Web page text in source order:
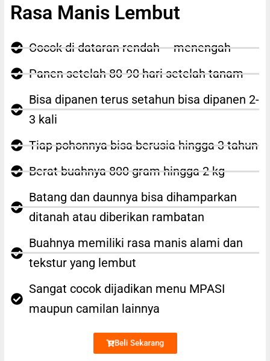
Rasa Manis Lembut
Cocok di dataran rendah – menengah
Panen setelah 80-90 hari setelah tanam
Bisa dipanen terus setahun bisa dipanen 2-
3 kali
Tiap pohonnya bisa berusia hingga 3 tahun
Berat buahnya 800 gram hingga 2 kg
Batang dan daunnya bisa dihamparkan
ditanah atau diberikan rambatan
Buahnya memiliki rasa manis alami dan
tekstur yang lembut
Sangat cocok dijadikan menu MPASI
maupun camilan lainnya
Beli Sekarang